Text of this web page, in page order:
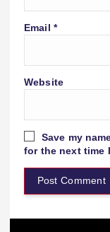
Email *
Website
Save my
for the next time